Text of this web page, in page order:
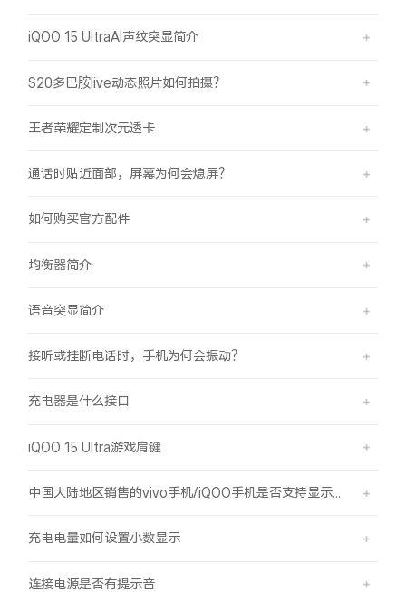
iQOO 15 UltraAI声纹突显简介
S20多巴胺live动态照片如何拍摄？
王者荣耀定制次元透卡
通话时贴近面部，屏幕为何会熄屏？
如何购买官方配件
均衡器简介
语音突显简介
接听或挂断电话时，手机为何会振动？
充电器是什么接口
iQOO 15 Ultra游戏肩键
充电电量如何设置小数显示
连接电源是否有提示音